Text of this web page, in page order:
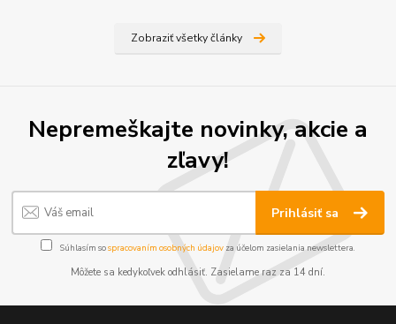
Zobraziť všetky články
Nepremeškajte novinky, akcie a
zľavy!
Prihlásiť sa
Súhlasím sospracovaním osobných údajov za účelom zasielania newslettera.
Môžete sa kedykoľvek odhlásiť. Zasielame raz za 14 dní.